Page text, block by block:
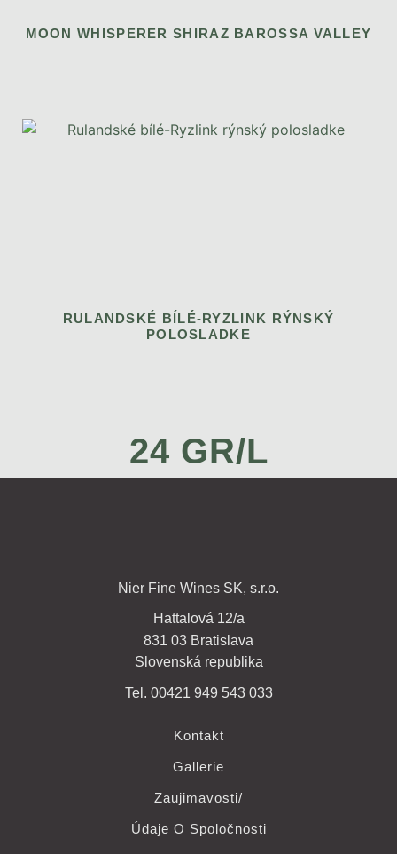
MOON WHISPERER SHIRAZ BAROSSA VALLEY
RULANDSKÉ BÍLÉ-RYZLINK RÝNSKÝ
POLOSLADKE
24 GR/L
Nier Fine Wines SK, s.r.o.
Hattalová 12/a
831 03 Bratislava
Slovenská republika
Tel. 00421 949 543 033
Kontakt
Gallerie
Zaujimavosti/
Údaje O Spoločnosti